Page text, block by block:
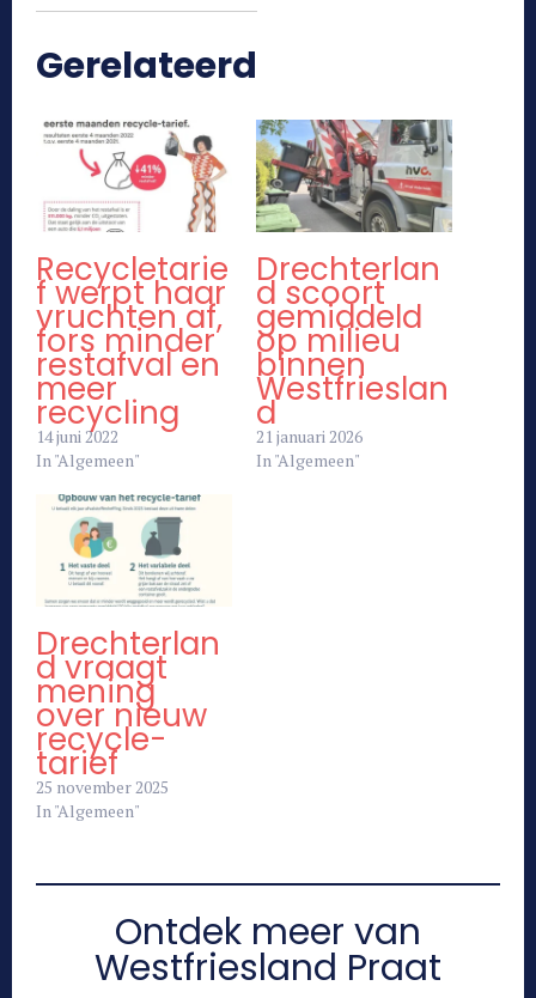
Gerelateerd
Recycletarie
f werpt haar
vruchten af,
fors minder
restafval en
meer
recycling
14 juni 2022
In "Algemeen"
Drechterlan
d scoort
gemiddeld
op milieu
binnen
Westfrieslan
d
21 januari 2026
In "Algemeen"
Drechterlan
d vraagt
mening
over nieuw
recycle-
tarief
25 november 2025
In "Algemeen"
Ontdek meer van
Westfriesland Praat